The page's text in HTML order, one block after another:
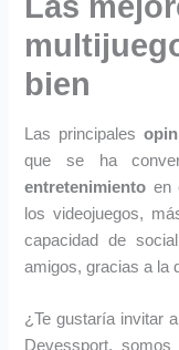
Las
bien
Las principales
que se ha
entretenimiento en
los videojuegos,
capacidad de
amigos, gracias a la
¿Te gustaría invitar
Devessport,
.
.